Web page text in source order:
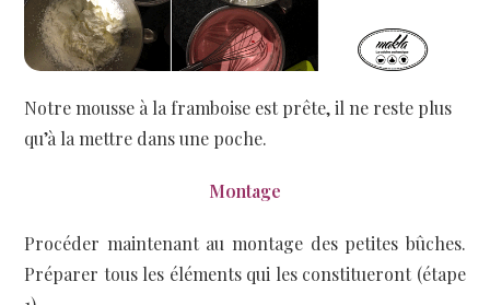
Notre mousse à la framboise est prête, il ne reste plus
qu’à la mettre dans une poche.
Montage
Procéder maintenant au montage des petites bûches.
Préparer tous les éléments qui les constitueront (étape